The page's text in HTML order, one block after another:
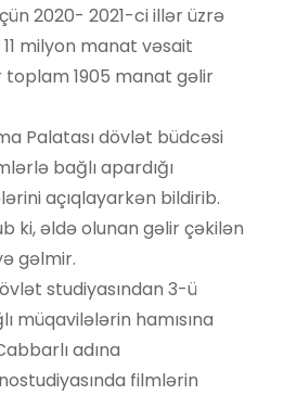
2020- 2021-ci illər üzrə
milyon manat vəsait
toplam 1905 manat gəlir
Palatası dövlət büdcəsi
bağlı apardığı
açıqlayarkən bildirib.
ki, əldə olunan gəlir çəkilən
gəlmir.
studiyasından 3-ü
müqavilələrin hamısına
adına
filmlərin